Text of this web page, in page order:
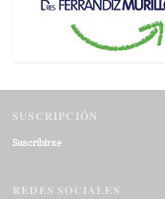
SUSCRIPCIÓN
Suscribirse
REDES SOCIALES